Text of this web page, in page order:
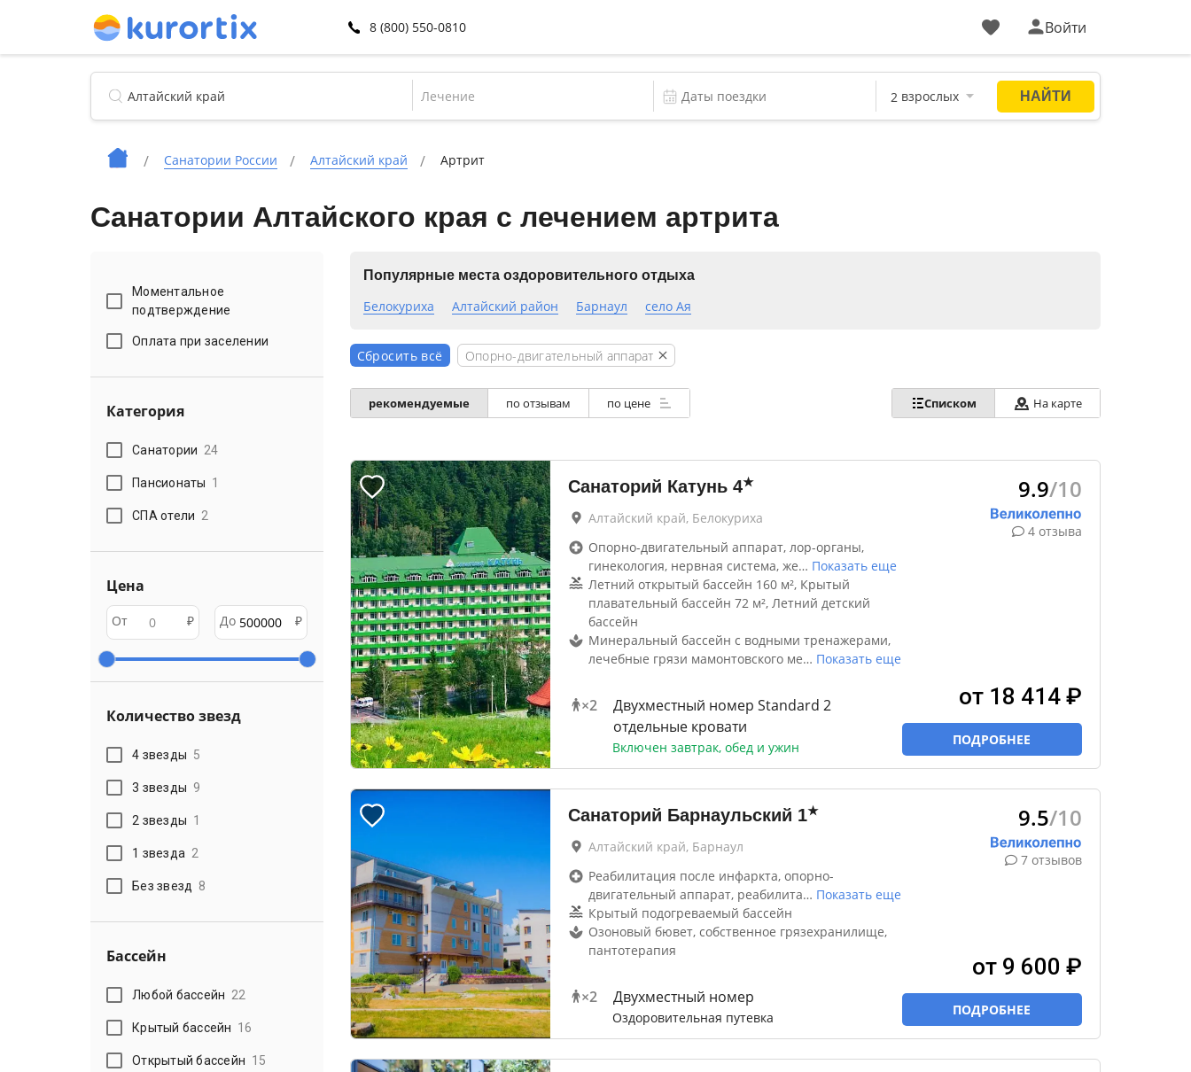
8 (800) 550-0810 Войти
Лечение
Санатории России Алтайский край Артрит
Санатории Алтайского края с лечением артрита
Моментальное
подтверждение
Оплата при заселении
Категория
Санатории 24
Пансионаты 1
СПА отели 2
Цена
От ₽ До ₽
Количество звезд
4 звезды 5
3 звезды 9
2 звезды 1
1 звезда 2
Без звезд 8
Бассейн
Любой бассейн 22
Крытый бассейн 16
Открытый бассейн 15
Популярные места оздоровительного отдыха
Белокуриха Алтайский район Барнаул село Ая
Сбросить всё Опорно-двигательный аппарат
рекомендуемые по отзывам по цене Списком На карте
Санаторий Катунь 4★
Алтайский край, Белокуриха
Опорно-двигательный аппарат, лор-органы,
гинекология, нервная система, же… Показать еще
Летний открытый бассейн 160 м², Крытый
плавательный бассейн 72 м², Летний детский
бассейн
Минеральный бассейн с водными тренажерами,
лечебные грязи мамонтовского ме… Показать еще
×2
Двухместный номер Standard 2
отдельные кровати
Включен завтрак, обед и ужин
9.9/10
4 отзыва
от 18 414 ₽
ПОДРОБНЕЕ
Санаторий Барнаульский 1★
Алтайский край, Барнаул
Реабилитация после инфаркта, опорно-
двигательный аппарат, реабилита… Показать еще
Крытый подогреваемый бассейн
Озоновый бювет, собственное грязехранилище,
пантотерапия
×2 Двухместный номер
Оздоровительная путевка
9.5/10
7 отзывов
от 9 600 ₽
ПОДРОБНЕЕ